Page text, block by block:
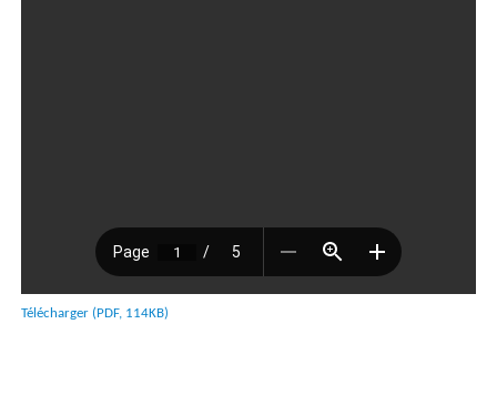
Télécharger (PDF, 114KB)